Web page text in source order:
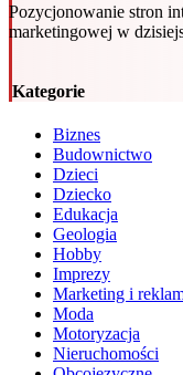
Pozycjonowanie stron
marketingowej w
Kategorie
Biznes
Budownictwo
Dzieci
Dziecko
Edukacja
Geologia
Hobby
Imprezy
Marketing i
Moda
Motoryzacja
Nieruchomości